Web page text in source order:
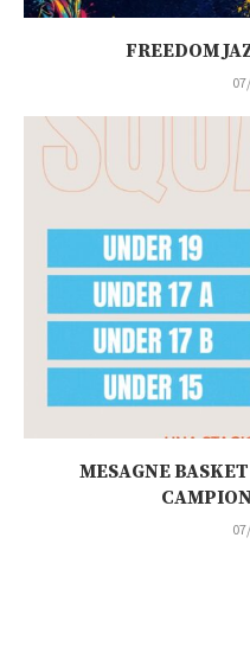
FREEDOM
MESAGNE